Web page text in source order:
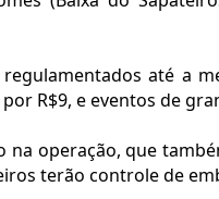
até a
R$9, e eventos de
na operação, que
terão controle de